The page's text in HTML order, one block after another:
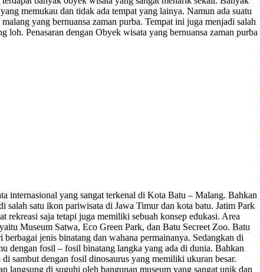
memukau dan tidak ada tempat yang lainya. Namun ada suatu
yang bernuansa zaman purba. Tempat ini juga menjadi salah
loh. Penasaran dengan Obyek wisata yang bernuansa zaman purba
internasional yang sangat terkenal di Kota Batu – Malang. Bahkan
salah satu ikon pariwisata di Jawa Timur dan kota batu. Jatim Park
rekreasi saja tetapi juga memiliki sebuah konsep edukasi. Area
Museum Satwa, Eco Green Park, dan Batu Secreet Zoo. Batu
jenis binatang dan wahana permainanya. Sedangkan di
dengan fosil – fosil binatang langka yang ada di dunia. Bahkan
sambut dengan fosil dinosaurus yang memiliki ukuran besar.
langsung di suguhi oleh bangunan museum yang sangat unik dan